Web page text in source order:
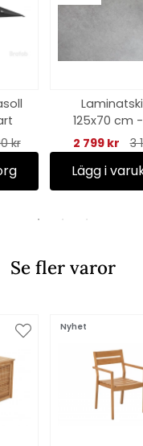
kr
125x70 cm
2 799 kr 3
Lägg i
Se fler varor
Nyhet